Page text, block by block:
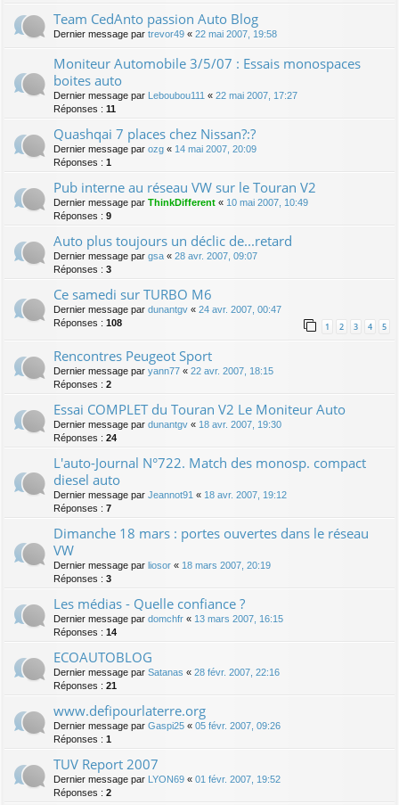
Team CedAnto passion Auto Blog
Dernier message par trevor49 « 22 mai 2007, 19:58
Moniteur Automobile 3/5/07 : Essais monospaces
boites auto
Dernier message par Leboubou111 « 22 mai 2007, 17:27
Réponses : 11
Quashqai 7 places chez Nissan?:?
Dernier message par ozg « 14 mai 2007, 20:09
Réponses : 1
Pub interne au réseau VW sur le Touran V2
Dernier message par ThinkDifferent « 10 mai 2007, 10:49
Réponses : 9
Auto plus toujours un déclic de...retard
Dernier message par gsa « 28 avr. 2007, 09:07
Réponses : 3
Ce samedi sur TURBO M6
Dernier message par dunantgv « 24 avr. 2007, 00:47
Réponses : 108 1 2 3 4 5
Rencontres Peugeot Sport
Dernier message par yann77 « 22 avr. 2007, 18:15
Réponses : 2
Essai COMPLET du Touran V2 Le Moniteur Auto
Dernier message par dunantgv « 18 avr. 2007, 19:30
Réponses : 24
L'auto-Journal N°722. Match des monosp. compact
diesel auto
Dernier message par Jeannot91 « 18 avr. 2007, 19:12
Réponses : 7
Dimanche 18 mars : portes ouvertes dans le réseau
VW
Dernier message par liosor « 18 mars 2007, 20:19
Réponses : 3
Les médias - Quelle confiance ?
Dernier message par domchfr « 13 mars 2007, 16:15
Réponses : 14
ECOAUTOBLOG
Dernier message par Satanas « 28 févr. 2007, 22:16
Réponses : 21
www.defipourlaterre.org
Dernier message par Gaspi25 « 05 févr. 2007, 09:26
Réponses : 1
TUV Report 2007
Dernier message par LYON69 « 01 févr. 2007, 19:52
Réponses : 2